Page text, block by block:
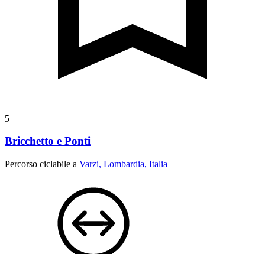
5
Bricchetto e Ponti
Percorso ciclabile a Varzi, Lombardia, Italia